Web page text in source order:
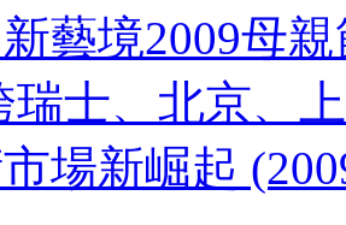
藝境2009母
瑞士、北京、
場新崛起